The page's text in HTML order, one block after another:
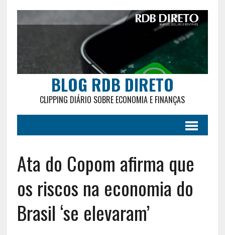
BLOG RDB DIRETO
CLIPPING DIÁRIO SOBRE ECONOMIA E FINANÇAS
Ata do Copom afirma que
os riscos na economia do
Brasil ‘se elevaram’